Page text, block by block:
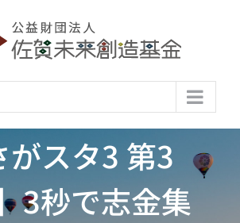
がスタ3 第3
3秒で志金集